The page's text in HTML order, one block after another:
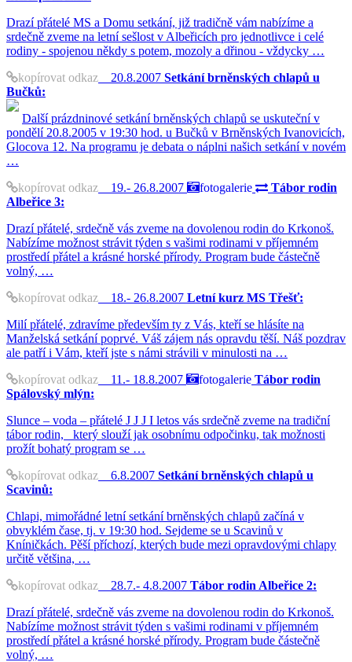
Drazí přátelé MS a Domu setkání, již tradičně vám nabízíme a
srdečně zveme na letní sešlost v Albeřicích pro jednotlivce i celé
rodiny - spojenou někdy s potem, mozoly a dřinou - vždycky …
kopírovat odkaz 20.8.2007 Setkání brněnských chlapů u
Bučků:
Další prázdninové setkání brněnských chlapů se uskuteční v
pondělí 20.8.2005 v 19:30 hod. u Bučků v Brněnských Ivanovicích,
Glocova 12. Na programu je debata o náplni našich setkání v novém
…
kopírovat odkaz 19.- 26.8.2007 fotogalerie
Tábor rodin
Albeřice 3:
Drazí přátelé, srdečně vás zveme na dovolenou rodin do Krkonoš.
Nabízíme možnost strávit týden s vašimi rodinami v příjemném
prostředí přátel a krásné horské přírody. Program bude částečně
volný, …
kopírovat odkaz 18.- 26.8.2007 Letní kurz MS Třešť:
Milí přátelé, zdravíme především ty z Vás, kteří se hlásíte na
Manželská setkání poprvé. Váš zájem nás opravdu těší. Náš pozdrav
ale patří i Vám, kteří jste s námi strávili v minulosti na …
kopírovat odkaz 11.- 18.8.2007 fotogalerie Tábor rodin
Spálovský mlýn:
Slunce – voda – přátelé J J J I letos vás srdečně zveme na tradiční
tábor rodin, který slouží jak osobnímu odpočinku, tak možnosti
prožít bohatý program se …
kopírovat odkaz 6.8.2007 Setkání brněnských chlapů u
Scavinů:
Chlapi, mimořádné letní setkání brněnských chlapů začíná v
obvyklém čase, tj. v 19:30 hod. Sejdeme se u Scavinů v
Kníničkách. Pěší příchozí, kterých bude mezi opravdovými chlapy
určitě většina, …
kopírovat odkaz 28.7.- 4.8.2007 Tábor rodin Albeřice 2:
Drazí přátelé, srdečně vás zveme na dovolenou rodin do Krkonoš.
Nabízíme možnost strávit týden s vašimi rodinami v příjemném
prostředí přátel a krásné horské přírody. Program bude částečně
volný, …